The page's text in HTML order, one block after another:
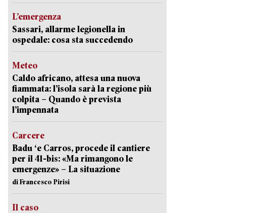
L’emergenza
Sassari, allarme legionella in
ospedale: cosa sta succedendo
Meteo
Caldo africano, attesa una nuova
fiammata: l’isola sarà la regione più
colpita – Quando è prevista
l’impennata
Carcere
Badu ‘e Carros, procede il cantiere
per il 41-bis: «Ma rimangono le
emergenze» – La situazione
di Francesco Pirisi
Il caso